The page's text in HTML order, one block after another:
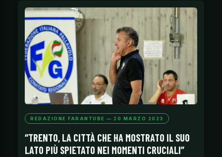
REDAZIONE FARANTUBE — 20 MARZO 2023
“TRENTO, LA CITTÀ CHE HA MOSTRATO IL SUO
LATO PIÙ SPIETATO NEI MOMENTI CRUCIALI”